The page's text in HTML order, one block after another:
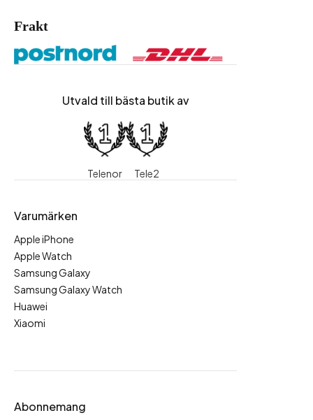
Frakt
Utvald till bästa butik av
Telenor Tele2
Varumärken
Apple iPhone
Apple Watch
Samsung Galaxy
Samsung Galaxy Watch
Huawei
Xiaomi
Abonnemang